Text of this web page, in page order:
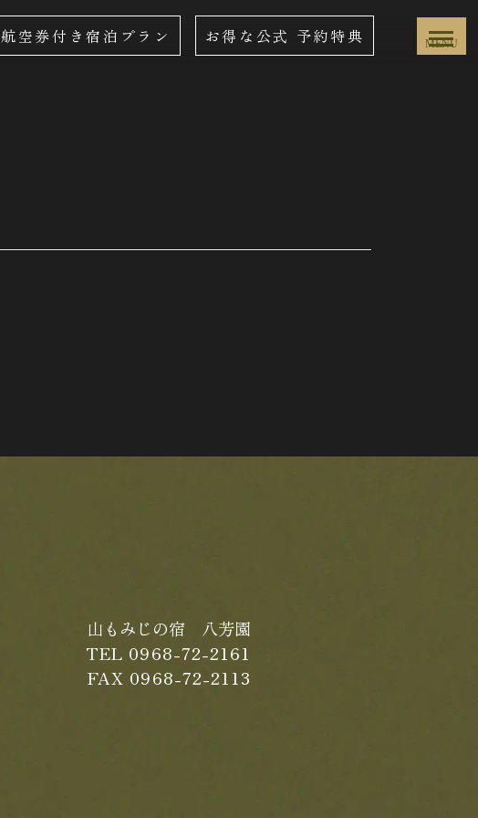
航空券付き宿泊プラン お得な公式 予約特典 MENU
山もみじの宿 八芳園
TEL 0968-72-2161
FAX 0968-72-2113